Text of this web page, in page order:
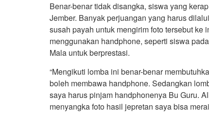
Benar-benar tidak disangka, siswa yang
Jember. Banyak perjuangan yang harus
susah payah untuk mengirim foto tersebut
menggunakan handphone, seperti siswa
Mala untuk berprestasi.
“Mengikuti lomba ini benar-benar
boleh membawa handphone. Sedangkan
saya harus pinjam handphonenya Bu Guru.
menyangka foto hasil jepretan saya bisa